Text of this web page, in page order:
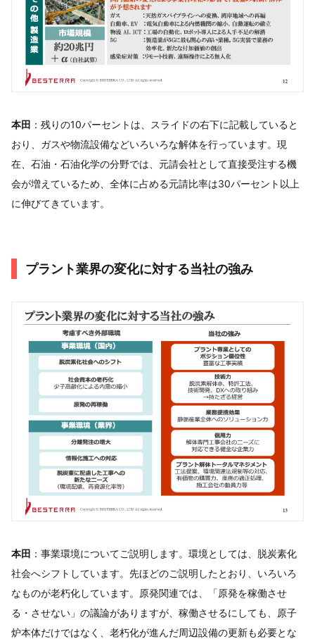
本田 ：残りの10パーセントは、スライドの右下に記載していると
おり、ガスや物流設備などいろいろな解体を行っています。現
在、石油・石油化学の分野では、元請会社として直接受注する機
会が増えているため、全体に占める元請比率は30パーセント以上
に伸びてきています。
プラント業界の変化に対する当社の強み
本田 ：事業環境についてご説明します。環境としては、脱炭素化
社会へシフトしています。先ほどのご説明したとおり、いろいろ
なものが老朽化しています。原発関連では、「原発を稼働させ
る・させない」の議論がありますが、稼働させるにしても、原子
炉本体だけではなく、老朽化が進んだ周辺設備の更新も必要とな